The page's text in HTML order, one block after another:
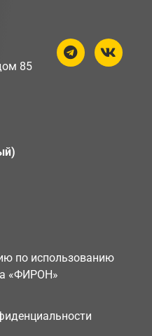
85
по использованию
«ФИРОН»